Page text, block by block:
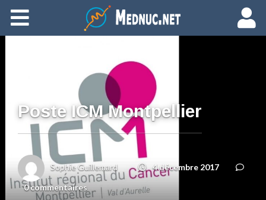
Ajouter du contenu
Poste ICM Montpellier
Sophie Guillemard
4 décembre 2017
0 commentaires